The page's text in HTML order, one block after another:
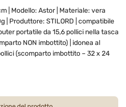
| Modello: Astor | Materiale: vera
| Produttore: STILORD | compatibile
portatile da 15,6 pollici nella tasca
NON imbottito) | idonea al
(scomparto imbottito – 32 x 24